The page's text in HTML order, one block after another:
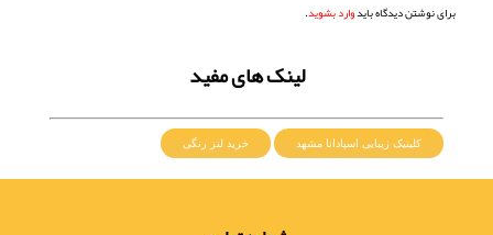
برای نوشتن دیدگاه بایدوارد بشوید.
لینک های مفید
کلینیک زیبایی اسپادانا مشهد خرید لنز رنگی